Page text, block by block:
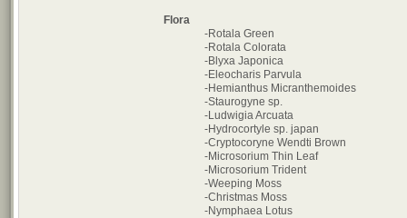
Flora
-Rotala Green
-Rotala Colorata
-Blyxa Japonica
-Eleocharis Parvula
-Hemianthus Micranthemoides
-Staurogyne sp.
-Ludwigia Arcuata
-Hydrocortyle sp. japan
-Cryptocoryne Wendti Brown
-Microsorium Thin Leaf
-Microsorium Trident
-Weeping Moss
-Christmas Moss
-Nymphaea Lotus